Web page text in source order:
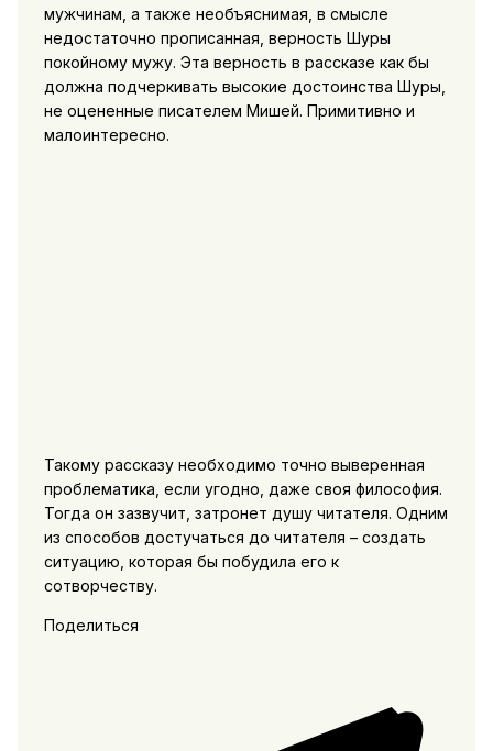
мужчинам, а также необъяснимая, в смысле
недостаточно прописанная, верность Шуры
покойному мужу. Эта верность в рассказе как бы
должна подчеркивать высокие достоинства Шуры,
не оцененные писателем Мишей. Примитивно и
малоинтересно.
Такому рассказу необходимо точно выверенная
проблематика, если угодно, даже своя философия.
Тогда он зазвучит, затронет душу читателя. Одним
из способов достучаться до читателя – создать
ситуацию, которая бы побудила его к
сотворчеству.
Поделиться